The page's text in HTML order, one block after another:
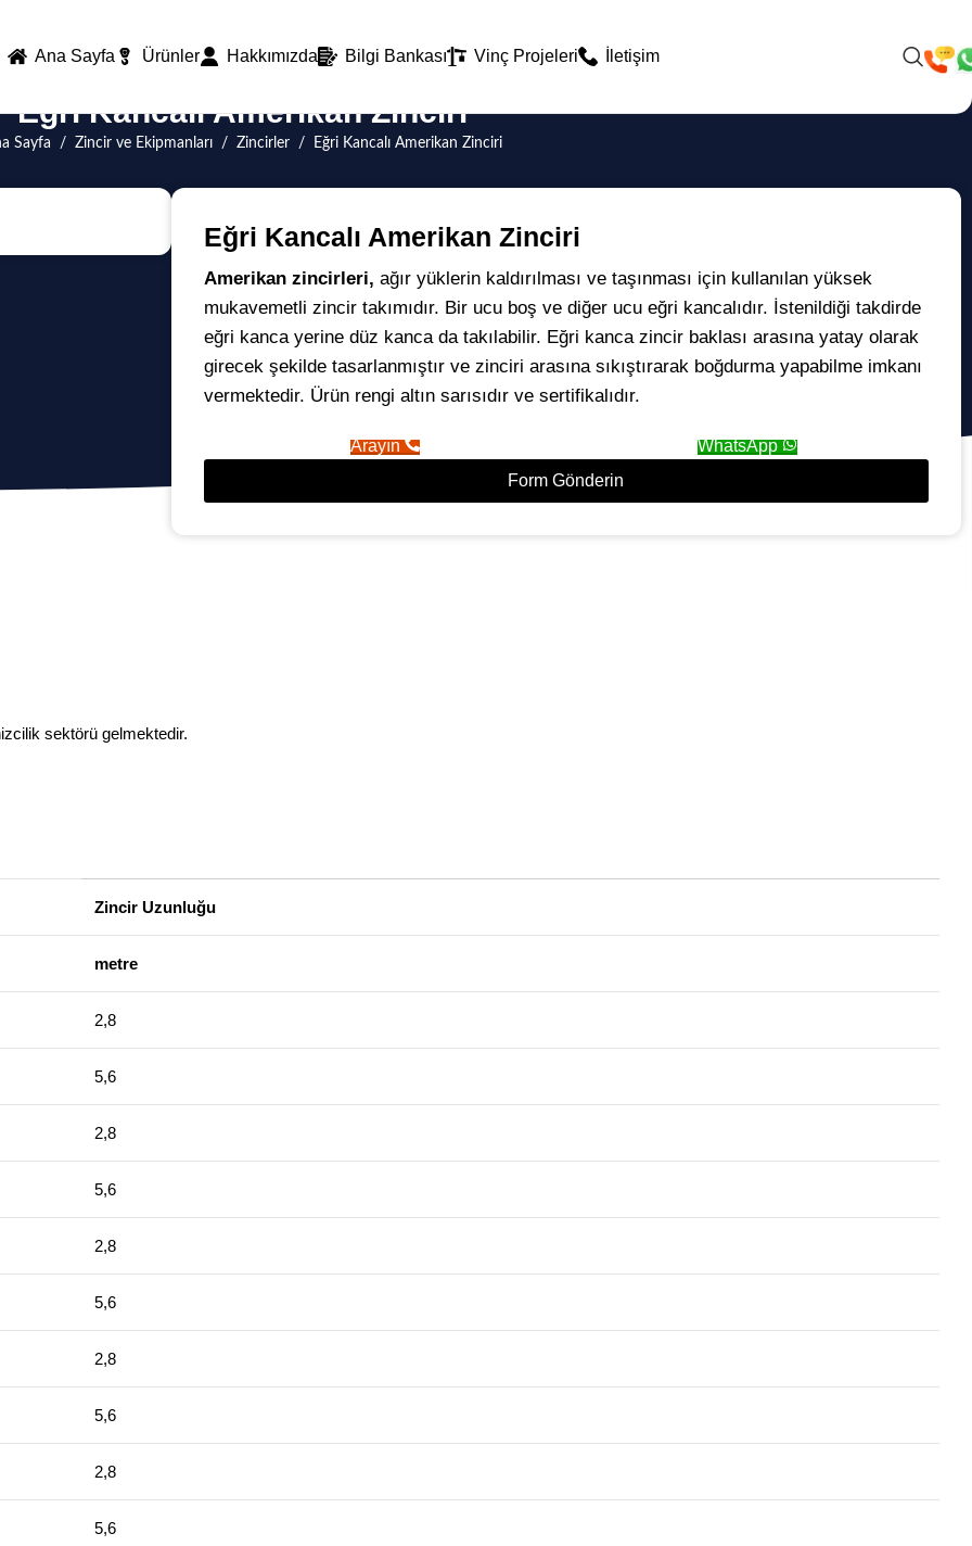
Ana Sayfa Ürünler Hakkımızda Bilgi Bankası Vinç Projeleri İletişim
Eğri Kancalı Amerikan Zinciri
Sayfa / Zincir ve Ekipmanları / Zincirler / Eğri Kancalı Amerikan Zinciri
Eğri Kancalı Amerikan Zinciri
Amerikan zincirleri, ağır yüklerin kaldırılması ve taşınması için kullanılan yüksek
mukavemetli zincir takımıdır. Bir ucu boş ve diğer ucu eğri kancalıdır. İstenildiği takdirde
eğri kanca yerine düz kanca da takılabilir. Eğri kanca zincir baklası arasına yatay olarak
girecek şekilde tasarlanmıştır ve zinciri arasına sıkıştırarak boğdurma yapabilme imkanı
vermektedir. Ürün rengi altın sarısıdır ve sertifikalıdır.
Arayın
WhatsApp
Form Gönderin
sektörü gelmektedir.
Zincir Uzunluğu
metre
2,8
5,6
2,8
5,6
2,8
5,6
2,8
5,6
2,8
5,6